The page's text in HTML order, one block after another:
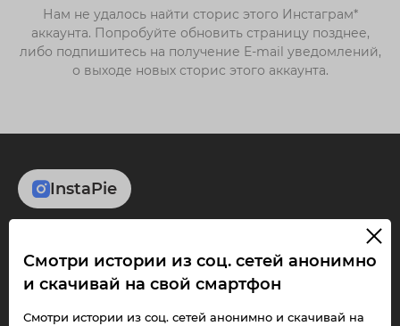
Нам не удалось найти сторис этого Инстаграм*
аккаунта. Попробуйте обновить страницу позднее,
либо подпишитесь на получение E-mail уведомлений,
о выходе новых сторис этого аккаунта.
InstaPie
Смотри Stories и
скачивай Reels без
ограничений!
Смотри истории из соц. сетей анонимно
и скачивай на свой смартфон
Смотри истории из соц. сетей анонимно и скачивай на